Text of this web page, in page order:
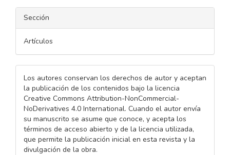
Sección
Artículos
Los autores conservan los derechos de autor y aceptan
la publicación de los contenidos bajo la licencia
Creative Commons Attribution-NonCommercial-
NoDerivatives 4.0 International. Cuando el autor envía
su manuscrito se asume que conoce, y acepta los
términos de acceso abierto y de la licencia utilizada,
que permite la publicación inicial en esta revista y la
divulgación de la obra.